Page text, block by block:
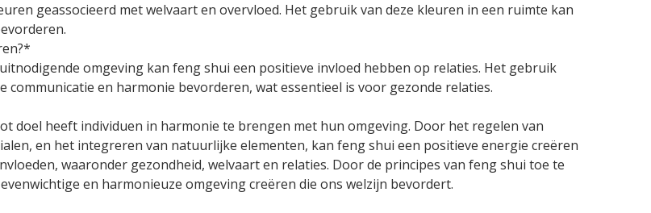
geassocieerd met welvaart en overvloed. Het gebruik van deze kleuren in een ruimte kan
omgeving kan feng shui een positieve invloed hebben op relaties. Het gebruik
en harmonie bevorderen, wat essentieel is voor gezonde relaties.
doel heeft individuen in harmonie te brengen met hun omgeving. Door het regelen van
en het integreren van natuurlijke elementen, kan feng shui een positieve energie creëren
waaronder gezondheid, welvaart en relaties. Door de principes van feng shui toe te
en harmonieuze omgeving creëren die ons welzijn bevordert.